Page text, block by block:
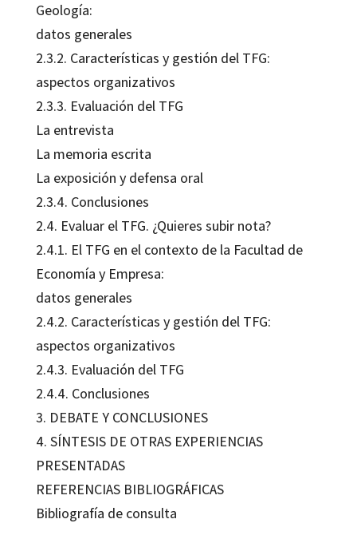
Geología:
datos generales
2.3.2. Características y gestión del TFG:
aspectos organizativos
2.3.3. Evaluación del TFG
La entrevista
La memoria escrita
La exposición y defensa oral
2.3.4. Conclusiones
2.4. Evaluar el TFG. ¿Quieres subir nota?
2.4.1. El TFG en el contexto de la Facultad de
Economía y Empresa:
datos generales
2.4.2. Características y gestión del TFG:
aspectos organizativos
2.4.3. Evaluación del TFG
2.4.4. Conclusiones
3. DEBATE Y CONCLUSIONES
4. SÍNTESIS DE OTRAS EXPERIENCIAS
PRESENTADAS
REFERENCIAS BIBLIOGRÁFICAS
Bibliografía de consulta